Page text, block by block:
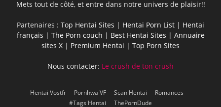
Mets tout de côté, et entre dans notre univers de plaisir!!
Partenaires : Top Hentai Sites | Hentai Porn List | Hentai
français | The Porn couch | Best Hentai Sites | Annuaire
sites X | Premium Hentai | Top Porn Sites
Nous contacter: Le crush de ton crush
Hentai Vostfr Pornhwa VF Scan Hentai
Romances
#Tags Hentai
ThePornDude